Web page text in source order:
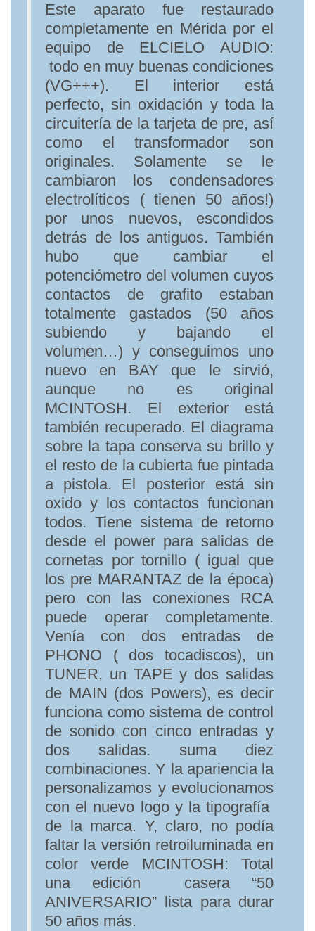
Este aparato fue restaurado
completamente en Mérida por el
equipo de ELCIELO AUDIO:
todo en muy buenas condiciones
(VG+++). El interior está
perfecto, sin oxidación y toda la
circuitería de la tarjeta de pre, así
como el transformador son
originales. Solamente se le
cambiaron los condensadores
electrolíticos ( tienen 50 años!)
por unos nuevos, escondidos
detrás de los antiguos. También
hubo que cambiar el
potenciómetro del volumen cuyos
contactos de grafito estaban
totalmente gastados (50 años
subiendo y bajando el
volumen…) y conseguimos uno
nuevo en BAY que le sirvió,
aunque no es original
MCINTOSH. El exterior está
también recuperado. El diagrama
sobre la tapa conserva su brillo y
el resto de la cubierta fue pintada
a pistola. El posterior está sin
oxido y los contactos funcionan
todos. Tiene sistema de retorno
desde el power para salidas de
cornetas por tornillo ( igual que
los pre MARANTAZ de la época)
pero con las conexiones RCA
puede operar completamente.
Venía con dos entradas de
PHONO ( dos tocadiscos), un
TUNER, un TAPE y dos salidas
de MAIN (dos Powers), es decir
funciona como sistema de control
de sonido con cinco entradas y
dos salidas. suma diez
combinaciones. Y la apariencia la
personalizamos y evolucionamos
con el nuevo logo y la tipografía
de la marca. Y, claro, no podía
faltar la versión retroiluminada en
color verde MCINTOSH: Total
una edición casera “50
ANIVERSARIO” lista para durar
50 años más.